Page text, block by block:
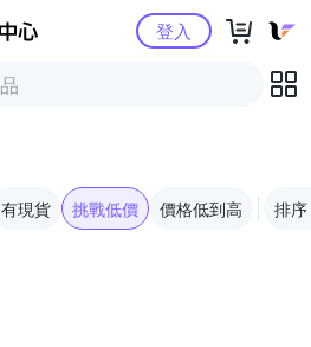
Yahoo購物中心登入
有現貨 挑戰低價 價格低到高 排序